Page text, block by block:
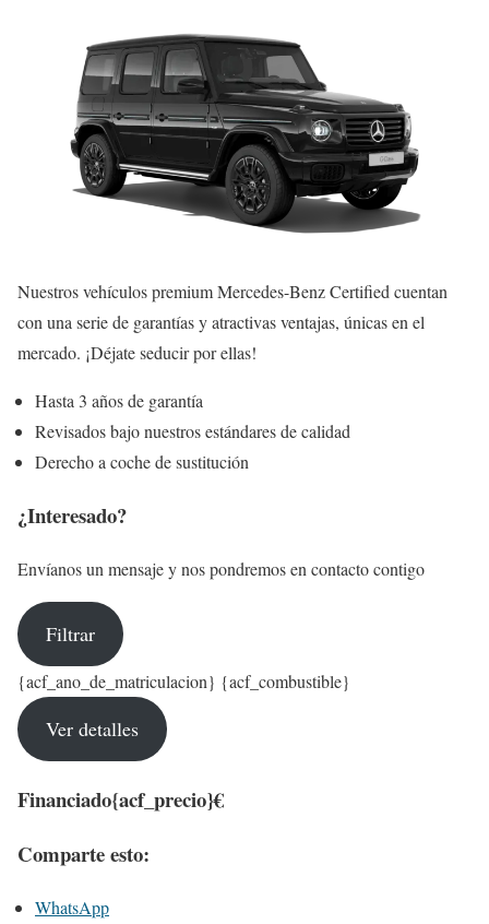
Nuestros vehículos premium Mercedes-Benz Certified cuentan
con una serie de garantías y atractivas ventajas, únicas en el
mercado. ¡Déjate seducir por ellas!
Hasta 3 años de garantía
Revisados bajo nuestros estándares de calidad
Derecho a coche de sustitución
¿Interesado?
Envíanos un mensaje y nos pondremos en contacto contigo
Filtrar
{acf_ano_de_matriculacion} {acf_combustible}
Ver detalles
Financiado{acf_precio}€
Comparte esto:
WhatsApp